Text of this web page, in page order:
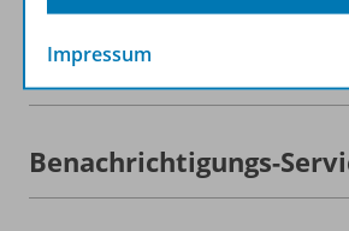
Empfehlungen der
Benachrichtigungs-
Impressum